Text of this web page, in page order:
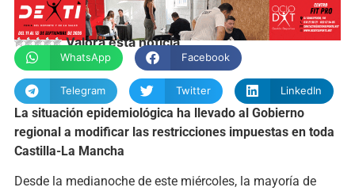
Valora esta noticia
WhatsApp Facebook
Telegram Twitter LinkedIn
La situación epidemiológica ha llevado al Gobierno
regional a modificar las restricciones impuestas en toda
Castilla-La Mancha
Desde la medianoche de este miércoles, la mayoría de